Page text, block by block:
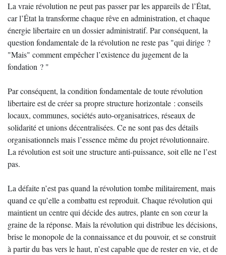
La vraie révolution ne peut pas passer par les appareils de l’État,
car l’État la transforme chaque rêve en administration, et chaque
énergie libertaire en un dossier administratif. Par conséquent, la
question fondamentale de la révolution ne reste pas "qui dirige ?
"Mais" comment empêcher l’existence du jugement de la
fondation ? "
Par conséquent, la condition fondamentale de toute révolution
libertaire est de créer sa propre structure horizontale : conseils
locaux, communes, sociétés auto-organisatrices, réseaux de
solidarité et unions décentralisées. Ce ne sont pas des détails
organisationnels mais l’essence même du projet révolutionnaire.
La révolution est soit une structure anti-puissance, soit elle ne l’est
pas.
La défaite n’est pas quand la révolution tombe militairement, mais
quand ce qu’elle a combattu est reproduit. Chaque révolution qui
maintient un centre qui décide des autres, plante en son cœur la
graine de la réponse. Mais la révolution qui distribue les décisions,
brise le monopole de la connaissance et du pouvoir, et se construit
à partir du bas vers le haut, n’est capable que de rester en vie, et de